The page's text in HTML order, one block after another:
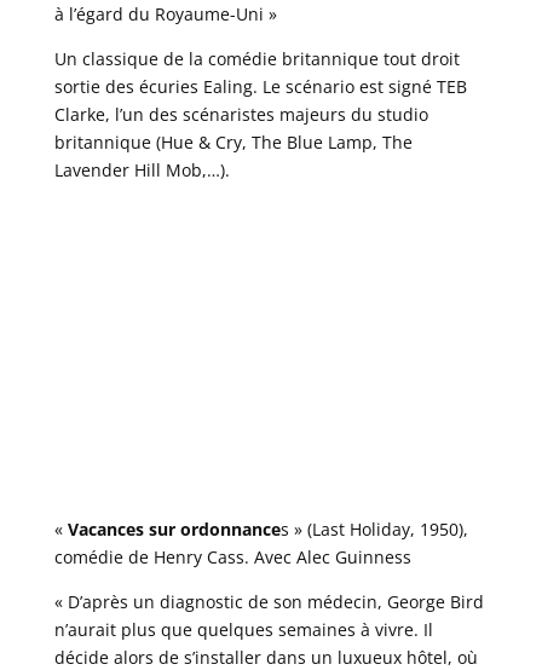
à l’égard du Royaume-Uni »
Un classique de la comédie britannique tout droit
sortie des écuries Ealing. Le scénario est signé TEB
Clarke, l’un des scénaristes majeurs du studio
britannique (Hue & Cry, The Blue Lamp, The
Lavender Hill Mob,…).
« Vacances sur ordonnances » (Last Holiday, 1950),
comédie de Henry Cass. Avec Alec Guinness
« D’après un diagnostic de son médecin, George Bird
n’aurait plus que quelques semaines à vivre. Il
décide alors de s’installer dans un luxueux hôtel, où